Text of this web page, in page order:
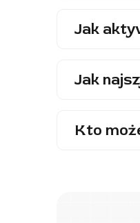
Jak
Jak
Kto